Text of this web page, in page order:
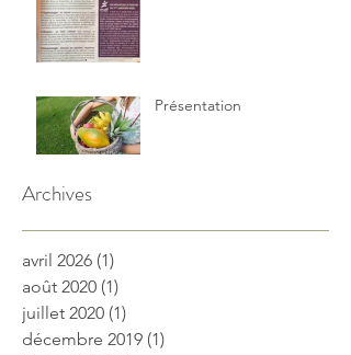
Présentation
Archives
avril 2026 (1)
août 2020 (1)
juillet 2020 (1)
décembre 2019 (1)